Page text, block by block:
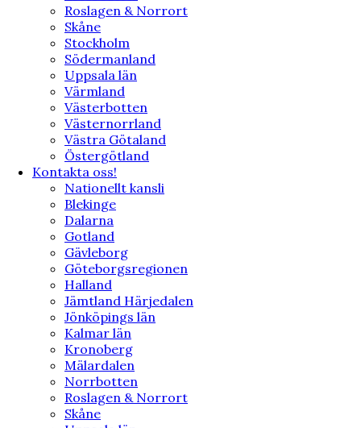
Roslagen & Norrort
Skåne
Stockholm
Södermanland
Uppsala län
Värmland
Västerbotten
Västernorrland
Västra Götaland
Östergötland
Kontakta oss!
Nationellt kansli
Blekinge
Dalarna
Gotland
Gävleborg
Göteborgsregionen
Halland
Jämtland Härjedalen
Jönköpings län
Kalmar län
Kronoberg
Mälardalen
Norrbotten
Roslagen & Norrort
Skåne